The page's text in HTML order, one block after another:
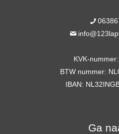
KVK-
BTW nummer:
IBAN:
Ga